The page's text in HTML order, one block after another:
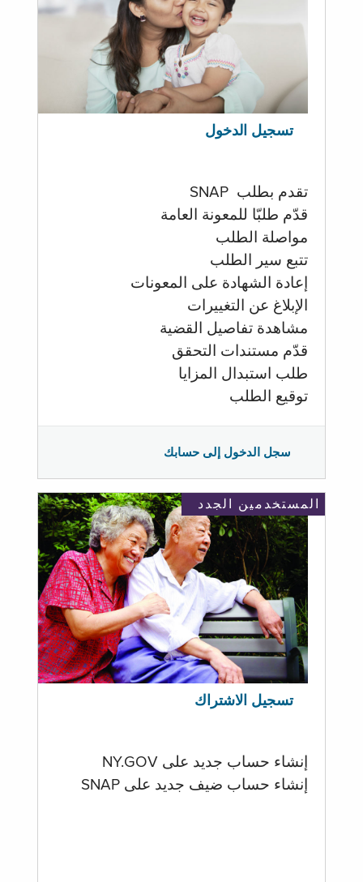
تسجيل الدخول
تقدم بطلب SNAP
قدّم طلبّا للمعونة العامة
مواصلة الطلب
تتبع سير الطلب
إعادة الشهادة على المعونات
الإبلاغ عن التغييرات
مشاهدة تفاصيل القضية
قدّم مستندات التحقق
طلب استبدال المزايا
توقيع الطلب
سجل الدخول إلى حسابك
المستخدمين الجدد
تسجيل الاشتراك
إنشاء حساب جديد على NY.GOV
إنشاء حساب ضيف جديد على SNAP